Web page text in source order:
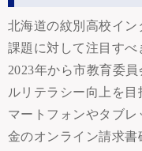
北海道の紋別高校イ
課題に対して注目すべ
2023年から市教育委
ルリテラシー向上を
マートフォンやタブ
金のオンライン請求